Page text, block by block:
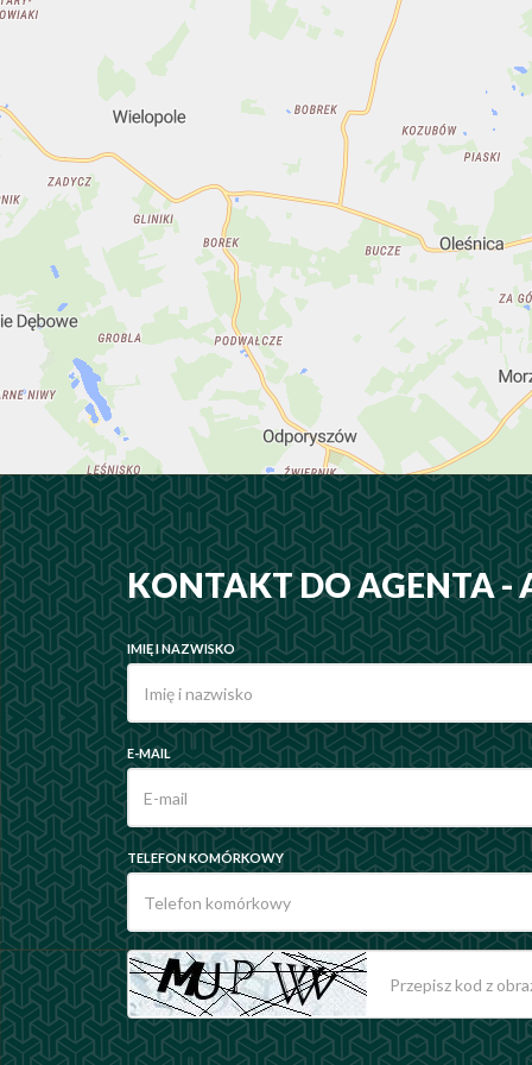
KONTAKT DO AGENTA -
IMIĘ I NAZWISKO
E-MAIL
TELEFON KOMÓRKOWY